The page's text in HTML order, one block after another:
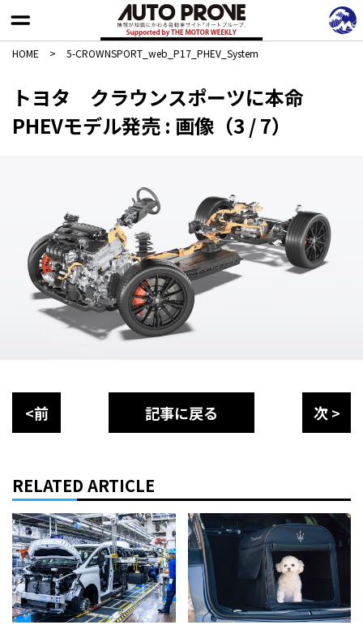
HOME > 5-CROWNSPORT_web_P17_PHEV_System
トヨタ クラウンスポーツに本命
PHEVモデル発売 : 画像（3 / 7）
<前 記事に戻る 次 >
RELATED ARTICLE